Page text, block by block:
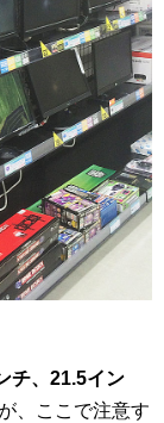
チ、21.5イン
、ここで注意す